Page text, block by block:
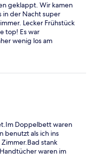
geklappt. Wir kamen
in der Nacht super
Lecker Frühstück
top! Es war
wenig los am
ist das eine Top
werden.
Doppelbett waren
benutzt als ich ins
stank
waren im